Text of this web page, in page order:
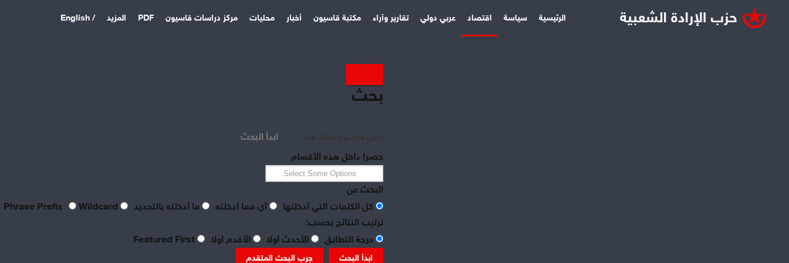
الرئيسية سياسة اقتصاد عربي دولي تقارير وآراء مكتبة قاسيون أخبار محليات مركز دراسات قاسيون PDF المزيد / English
بحث
ابدأ البحث
حصرا داخل هذه الأقسام
البحث عن
كل الكلمات التي أدخلتها
أي مما أدخلته ما أدخلته بالتحديد
Wildcard
ترتيب النتائج بحسب:
درجة التطابق
الأحدث أولا الأقدم أولا
ابدأ البحث جرب البحث المتقدم
واقع الصناعة النسيجية
السورية: «عن جد نزعتا»
تنظيم العمال: ضرورة